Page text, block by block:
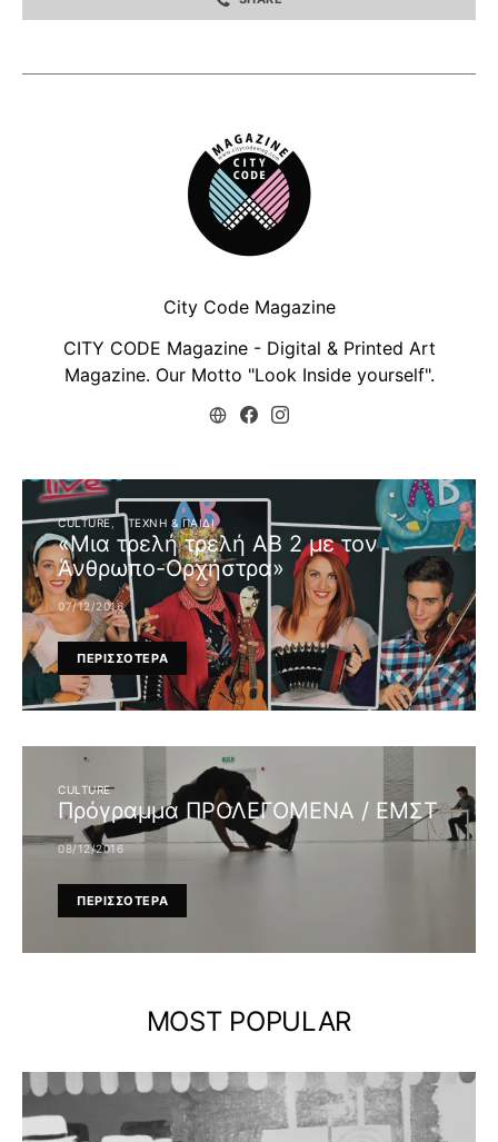
City Code Magazine
CITY CODE Magazine - Digital & Printed Art
Magazine. Our Motto "Look Inside yourself".
CULTURE ΤΈΧΝΗ & ΠΑΙΔΊ
«Μια τρελή τρελή ΑΒ 2 με τον
Άνθρωπο-Ορχήστρα»
07/12/2016
ΠΕΡΙΣΣΟΤΕΡΑ
CULTURE
Πρόγραμμα ΠΡΟΛΕΓΟΜΕΝΑ / ΕΜΣΤ
08/12/2016
ΠΕΡΙΣΣΟΤΕΡΑ
MOST POPULAR